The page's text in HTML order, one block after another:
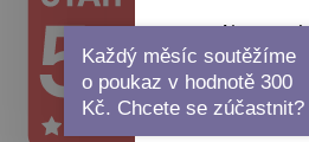
Nastavení
Souhlasím
Každý měsíc soutěžíme
o poukaz v hodnotě 300
Kč. Chcete se zúčastnit?